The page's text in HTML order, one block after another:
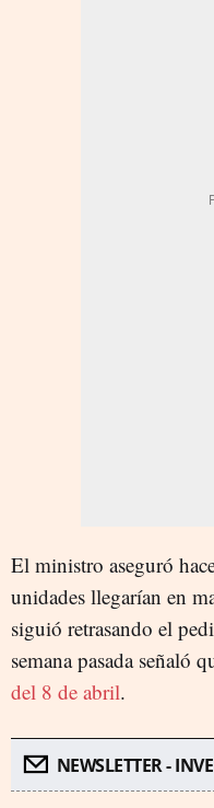
El ministro aseguró
unidades llegarían en
siguió retrasando el
semana pasada señaló
del 8 de abril.
NEWSLETTER -